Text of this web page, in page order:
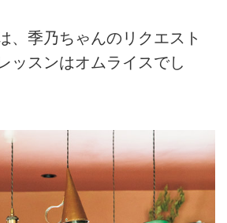
、季乃ちゃんのリクエスト
ッスンはオムライスでし